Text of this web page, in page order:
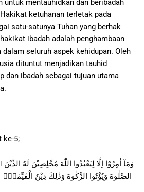
untuk mentauhidkan dan beribadah
ketuhanan terletak pada
satu-satunya Tuhan yang berhak
ibadah adalah penghambaan
dalam seluruh aspek kehidupan. Oleh
dituntut menjadikan tauhid
dan ibadah sebagai tujuan utama
ke-5;
وَمَآ اُمِرُوْٓا اِلَّا لِيَعْبُدُوا اللّٰهَ مُخْلِصِيْنَ لَهُ